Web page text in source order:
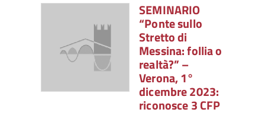
SEMINARIO
“Ponte sullo
Stretto di
Messina: follia o
realtà?” –
Verona, 1°
dicembre 2023:
riconosce 3 CFP